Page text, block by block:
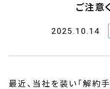
ご注意
2025.10.14
最近、当社を装い「解約